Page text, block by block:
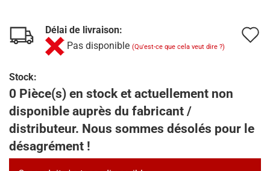
Délai de livraison:
Pas disponible (Qu'est-ce que cela veut dire ?)
Stock:
0 Pièce(s) en stock et actuellement non
disponible auprès du fabricant /
distributeur. Nous sommes désolés pour le
désagrément !